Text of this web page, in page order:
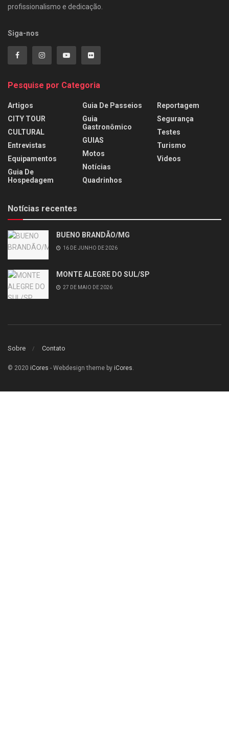
profissionalismo e dedicação.
Siga-nos
Pesquise por Categoria
Artigos
CITY TOUR
CULTURAL
Entrevistas
Equipamentos
Guia De
Hospedagem
Guia De Passeios
Guia
Gastronômico
GUIAS
Motos
Notícias
Quadrinhos
Reportagem
Segurança
Testes
Turismo
Videos
Notícias recentes
BUENO BRANDÃO/MG
16 DE JUNHO DE 2026
MONTE ALEGRE DO SUL/SP
27 DE MAIO DE 2026
Sobre Contato
© 2020 iCores - Webdesign theme by iCores